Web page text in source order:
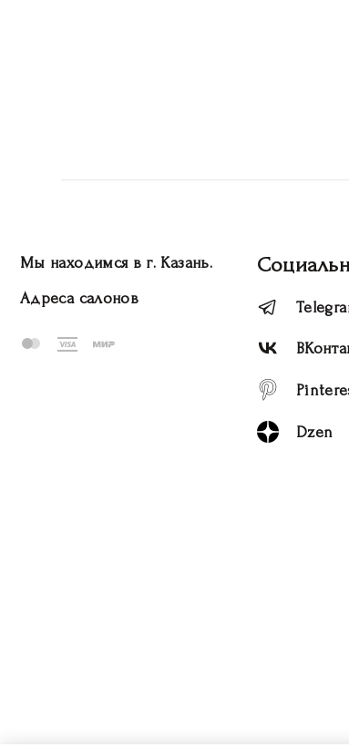
Мы находимся в г. Казань.
Адреса салонов
Dzen